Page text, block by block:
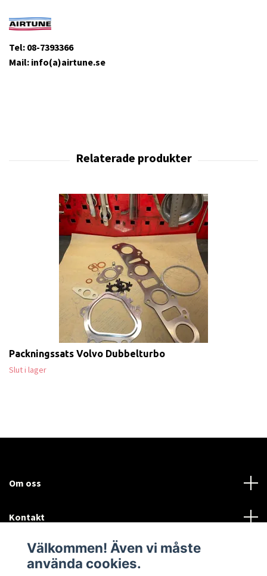
Tel: 08-7393366
Mail: info(a)airtune.se
Packningssats Volvo Dubbelturbo
Slut i lager
Om oss
Kontakt
Mer information:
Välkommen! Även vi måste
använda cookies.